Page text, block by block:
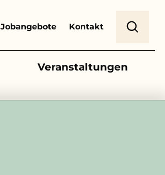
Jobangebote Kontakt
Veranstaltungen